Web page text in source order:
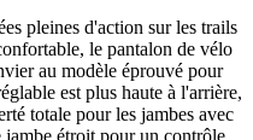
pleines d'action sur les trails
le pantalon de vélo
au modèle éprouvé pour
est plus haute à l'arrière,
totale pour les jambes avec